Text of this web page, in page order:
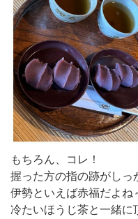
もちろん、コレ！
握った方の指の跡がしっ
伊勢といえば赤福だよね
冷たいほうじ茶と一緒に